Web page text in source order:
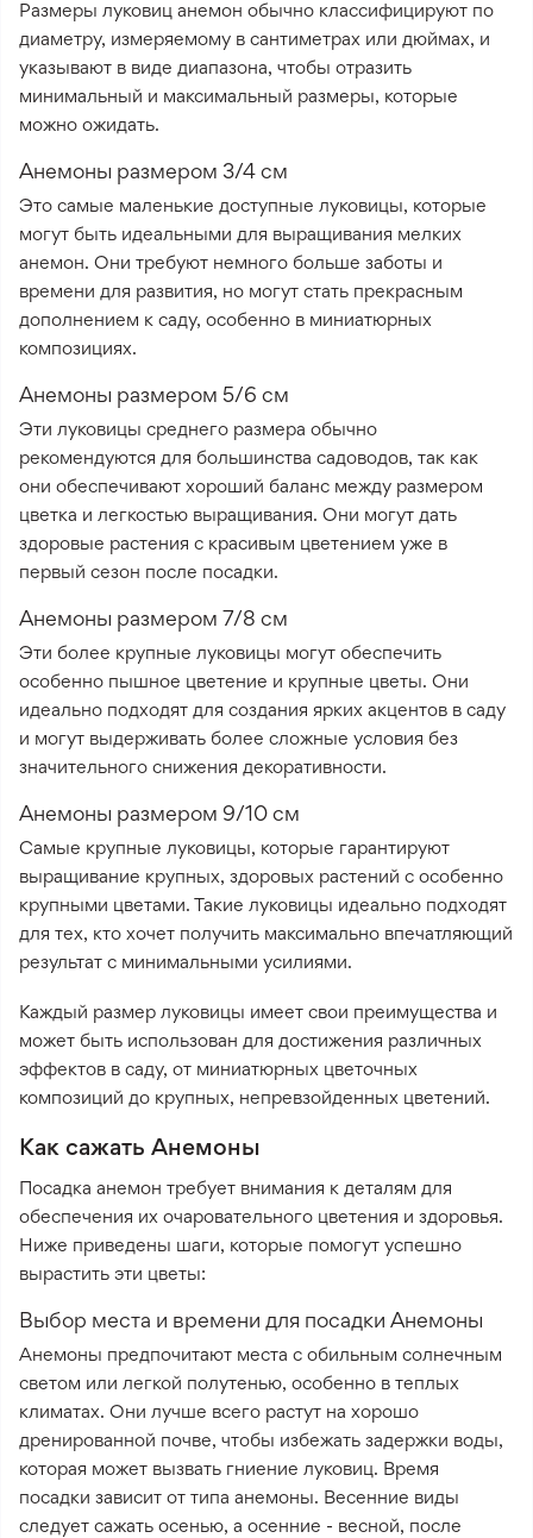
Размеры луковиц анемон обычно классифицируют по
диаметру, измеряемому в сантиметрах или дюймах, и
указывают в виде диапазона, чтобы отразить
минимальный и максимальный размеры, которые
можно ожидать.
Анемоны размером 3/4 см
Это самые маленькие доступные луковицы, которые
могут быть идеальными для выращивания мелких
анемон. Они требуют немного больше заботы и
времени для развития, но могут стать прекрасным
дополнением к саду, особенно в миниатюрных
композициях.
Анемоны размером 5/6 см
Эти луковицы среднего размера обычно
рекомендуются для большинства садоводов, так как
они обеспечивают хороший баланс между размером
цветка и легкостью выращивания. Они могут дать
здоровые растения с красивым цветением уже в
первый сезон после посадки.
Анемоны размером 7/8 см
Эти более крупные луковицы могут обеспечить
особенно пышное цветение и крупные цветы. Они
идеально подходят для создания ярких акцентов в саду
и могут выдерживать более сложные условия без
значительного снижения декоративности.
Анемоны размером 9/10 см
Самые крупные луковицы, которые гарантируют
выращивание крупных, здоровых растений с особенно
крупными цветами. Такие луковицы идеально подходят
для тех, кто хочет получить максимально впечатляющий
результат с минимальными усилиями.
Каждый размер луковицы имеет свои преимущества и
может быть использован для достижения различных
эффектов в саду, от миниатюрных цветочных
композиций до крупных, непревзойденных цветений.
Как сажать Анемоны
Посадка анемон требует внимания к деталям для
обеспечения их очаровательного цветения и здоровья.
Ниже приведены шаги, которые помогут успешно
вырастить эти цветы:
Выбор места и времени для посадки Анемоны
Анемоны предпочитают места с обильным солнечным
светом или легкой полутенью, особенно в теплых
климатах. Они лучше всего растут на хорошо
дренированной почве, чтобы избежать задержки воды,
которая может вызвать гниение луковиц. Время
посадки зависит от типа анемоны. Весенние виды
следует сажать осенью, а осенние - весной, после